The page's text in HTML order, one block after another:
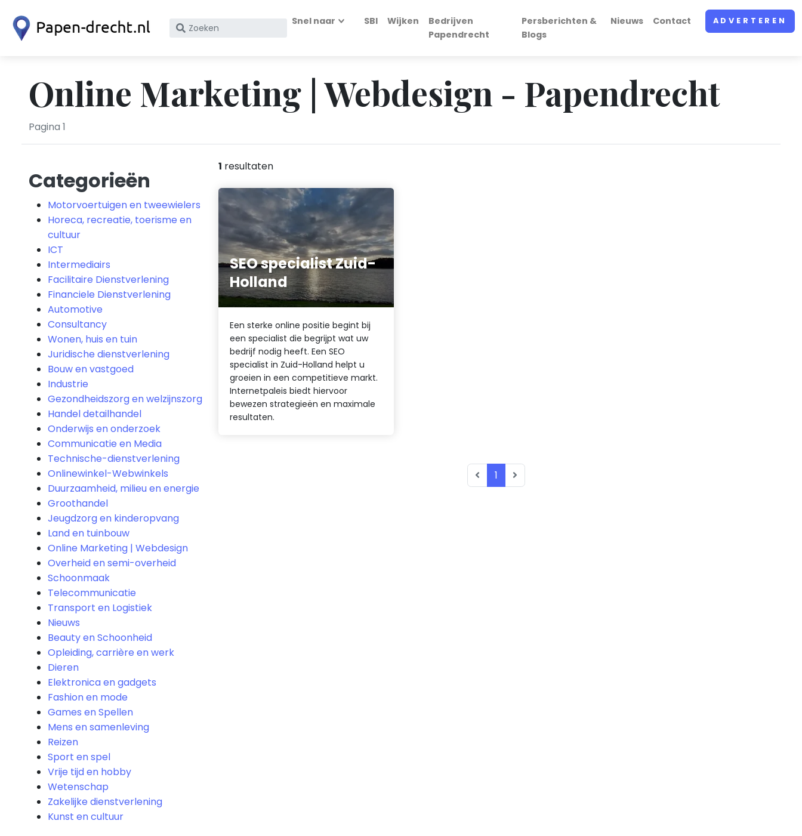
Zoek
KvK
nummer
Snel naar SBI Wijken
Bedrijven
Papendrecht
Persberichten &
Blogs
Nieuws Contact ADVERTEREN
Online Marketing | Webdesign - Papendrecht
Pagina 1
Categorieën
Motorvoertuigen en tweewielers
Horeca, recreatie, toerisme en
cultuur
ICT
Intermediairs
Facilitaire Dienstverlening
Financiele Dienstverlening
Automotive
Consultancy
Wonen, huis en tuin
Juridische dienstverlening
Bouw en vastgoed
Industrie
Gezondheidszorg en welzijnszorg
Handel detailhandel
Onderwijs en onderzoek
Communicatie en Media
Technische-dienstverlening
Onlinewinkel-Webwinkels
Duurzaamheid, milieu en energie
Groothandel
Jeugdzorg en kinderopvang
Land en tuinbouw
Online Marketing | Webdesign
Overheid en semi-overheid
Schoonmaak
Telecommunicatie
Transport en Logistiek
Nieuws
Beauty en Schoonheid
Opleiding, carrière en werk
Dieren
Elektronica en gadgets
Fashion en mode
Games en Spellen
Mens en samenleving
Reizen
Sport en spel
Vrije tijd en hobby
Wetenschap
Zakelijke dienstverlening
Kunst en cultuur
1 resultaten
SEO specialist Zuid-
Holland
Een sterke online positie begint bij
een specialist die begrijpt wat uw
bedrijf nodig heeft. Een SEO
specialist in Zuid-Holland helpt u
groeien in een competitieve markt.
Internetpaleis biedt hiervoor
bewezen strategieën en maximale
resultaten.
1